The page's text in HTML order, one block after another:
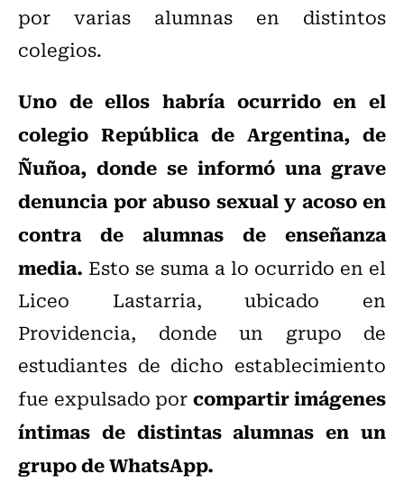
por varias alumnas en distintos
colegios.
Uno de ellos habría ocurrido en el
colegio República de Argentina, de
Ñuñoa, donde se informó una grave
denuncia por abuso sexual y acoso en
contra de alumnas de enseñanza
media. Esto se suma a lo ocurrido en el
Liceo Lastarria, ubicado en
Providencia, donde un grupo de
estudiantes de dicho establecimiento
fue expulsado porcompartir imágenes
íntimas de distintas alumnas en un
grupo de WhatsApp.